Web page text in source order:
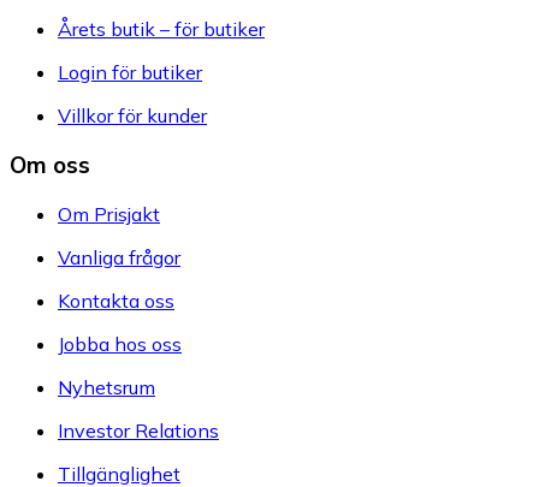
Årets butik – för butiker
Login för butiker
Villkor för kunder
Om oss
Om Prisjakt
Vanliga frågor
Kontakta oss
Jobba hos oss
Nyhetsrum
Investor Relations
Tillgänglighet